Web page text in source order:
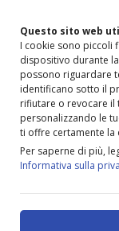
Questo sito web
I cookie sono piccoli
dispositivo durante
possono riguardare
identificano sotto il
rifiutare o revocare il
personalizzando le
ti offre certamente la
Per saperne di più,
Informativa sulla